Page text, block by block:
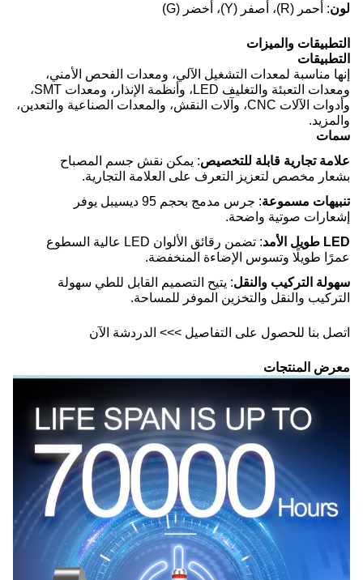
لون: أحمر (R)، أصفر (Y)، أخضر (G)
التطبيقات والميزات
التطبيقات
إنها مناسبة لمعدات التشغيل الآلي، ومعدات الفحص الأمني،
ومعدات التعبئة والتغليف LED، وأنظمة الإنذار، ومعدات SMT،
وأدوات الآلات CNC، وآلات النقش، والمعدات الصناعية والتعدين،
والمزيد.
سمات
علامة تجارية قابلة للتخصيص: يمكن نقش جسم المصباح
بشعار مخصص لتعزيز التعرف على العلامة التجارية.
تنبيهات مسموعة
: جرس مدمج بحجم 95 ديسيبل يوفر
إشعارات صوتية واضحة.
LED طويل الأمد
: تضمن رقائق الألوان LED عالية السطوع
عمرًا طويلًا وتسوس الإضاءة المنخفضة.
سهولة التركيب والنقل: يتيح التصميم القابل للطي سهولة
التركيب والنقل والتخزين الموفر للمساحة.
اتصل بنا للحصول على التفاصيل >>> الدردشة الآن
معرض المنتجات